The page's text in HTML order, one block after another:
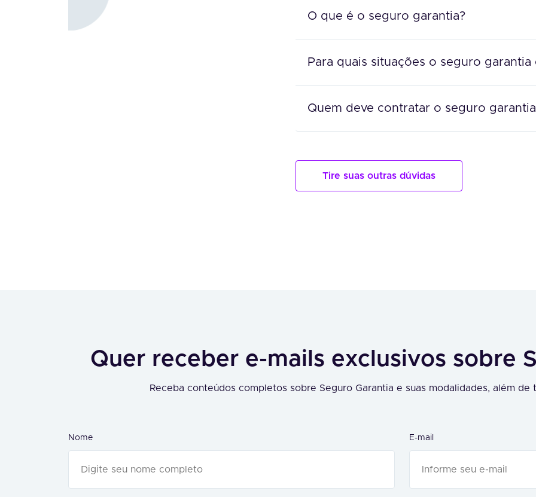
O que é o seguro garantia?
Para quais situações o seguro garantia
Quem deve contratar o seguro
Tire suas outras dúvidas
Quer receber e-mails exclusivos sobre
Receba conteúdos completos sobre Seguro Garantia e suas modalidades, além de
Nome E-mail